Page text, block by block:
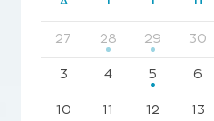
27 28 29 30
3 4 5 6
10 11 12 13